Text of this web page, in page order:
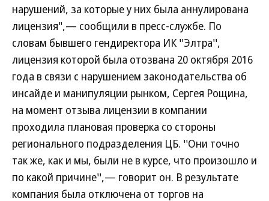
нарушений, за которые у них была аннулирована
лицензия",— сообщили в пресс-службе. По
словам бывшего гендиректора ИК ''Элтра'',
лицензия которой была отозвана 20 октября 2016
года в связи с нарушением законодательства об
инсайде и манипуляции рынком, Сергея Рощина,
на момент отзыва лицензии в компании
проходила плановая проверка со стороны
регионального подразделения ЦБ. ''Они точно
так же, как и мы, были не в курсе, что произошло и
по какой причине'',— говорит он. В результате
компания была отключена от торгов на